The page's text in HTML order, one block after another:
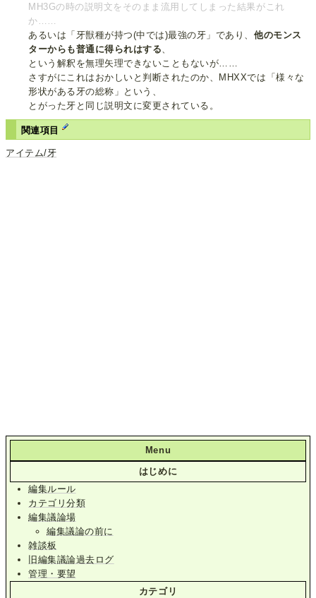
MH3Gの時の説明文をそのまま流用してしまった結果がこれ
か……
あるいは「牙獣種が持つ(中では)最強の牙」であり、他のモンス
ターからも普通に得られはする
という解釈を無理矢理できないこともないが……
さすがにこれはおかしいと判断されたのか、MHXXでは「様々な
形状がある牙の総称」という、
とがった牙と同じ説明文に変更されている。
関連項目
アイテム/牙
Menu
はじめに
編集ルール
カテゴリ分類
編集議論場
編集議論の前に
雑談板
旧編集議論過去ログ
管理・要望
カテゴリ